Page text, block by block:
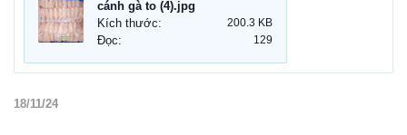
cánh gà to (4).jpg
Kích thước:
200.3 KB
Đọc: 129
18/11/24